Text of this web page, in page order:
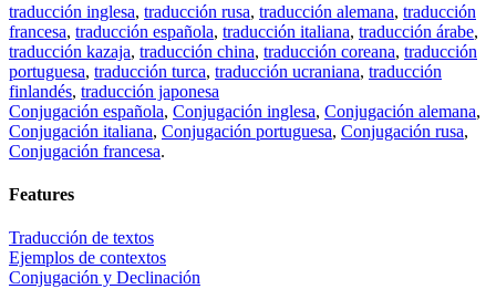
traducción inglesa, traducción rusa, traducción alemana, traducción
francesa, traducción española, traducción italiana, traducción árabe,
traducción kazaja, traducción china, traducción coreana, traducción
portuguesa, traducción turca, traducción ucraniana, traducción
finlandés, traducción japonesa
Conjugación española, Conjugación inglesa, Conjugación alemana,
Conjugación italiana, Conjugación portuguesa, Conjugación rusa,
Conjugación francesa.
Features
Traducción de textos
Ejemplos de contextos
Conjugación y Declinación